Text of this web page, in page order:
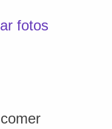
fotos